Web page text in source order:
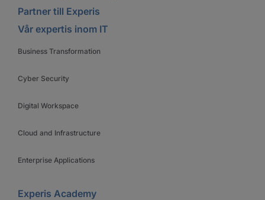
Partner till Experis
Vår expertis inom IT
Business Transformation
Cyber Security
Digital Workspace
Cloud and Infrastructure
Enterprise Applications
Experis Academy